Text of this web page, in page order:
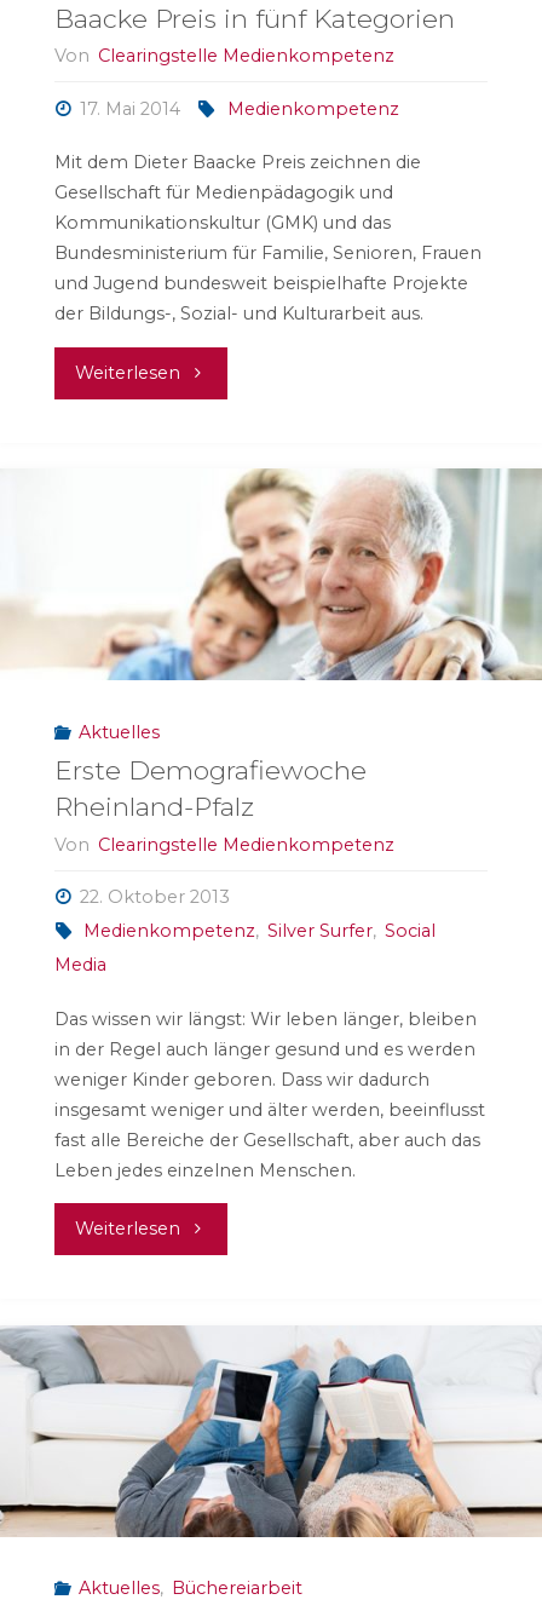
Baacke Preis in fünf Kategorien
Von Clearingstelle Medienkompetenz
17. Mai 2014 Medienkompetenz
Mit dem Dieter Baacke Preis zeichnen die
Gesellschaft für Medienpädagogik und
Kommunikationskultur (GMK) und das
Bundesministerium für Familie, Senioren, Frauen
und Jugend bundesweit beispielhafte Projekte
der Bildungs-, Sozial- und Kulturarbeit aus.
Weiterlesen "Ausschreibung
Baacke
Preis
in
fünf
Aktuelles
Erste Demografiewoche
Rheinland-Pfalz
Von Clearingstelle Medienkompetenz
22. Oktober 2013
Medienkompetenz, Silver Surfer, Social
Media
Das wissen wir längst: Wir leben länger, bleiben
in der Regel auch länger gesund und es werden
weniger Kinder geboren. Dass wir dadurch
insgesamt weniger und älter werden, beeinflusst
fast alle Bereiche der Gesellschaft, aber auch das
Leben jedes einzelnen Menschen.
Weiterlesen "Erste
Rheinland-
Pfalz"
Aktuelles, Büchereiarbeit